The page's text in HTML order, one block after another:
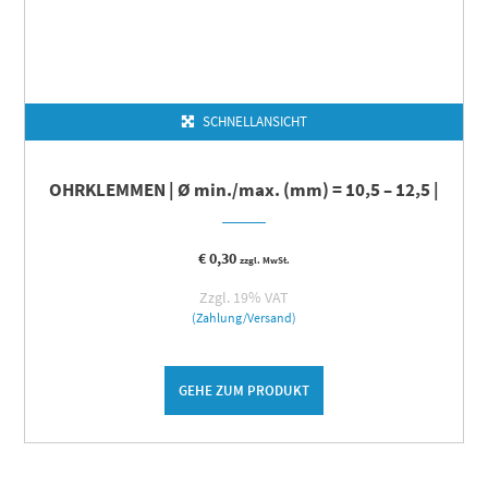
SCHNELLANSICHT
OHRKLEMMEN | Ø min./max. (mm) = 10,5 – 12,5 |
€0,30 zzgl. MwSt.
Zzgl. 19% VAT
(Zahlung/Versand)
GEHE ZUM PRODUKT